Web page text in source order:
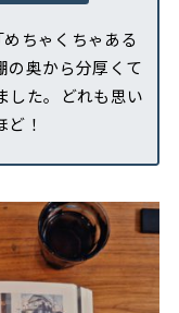
ちゃくちゃある
の奥から分厚くて
した。どれも思い
！